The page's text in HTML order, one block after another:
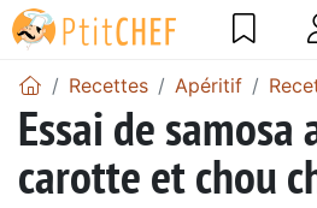
Recettes Apéritif
Essai de
carotte et chou